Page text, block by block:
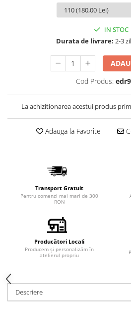
IN STOC
Durata de livrare: 2-3
Cod Produs:
La achizitionarea acestui produs
Adauga la Favorite
Transport Gratuit
Pentru comenzi mai mari de 300
RON
Producători Locali
Producem și personalizăm în
atelierul propriu
Descriere